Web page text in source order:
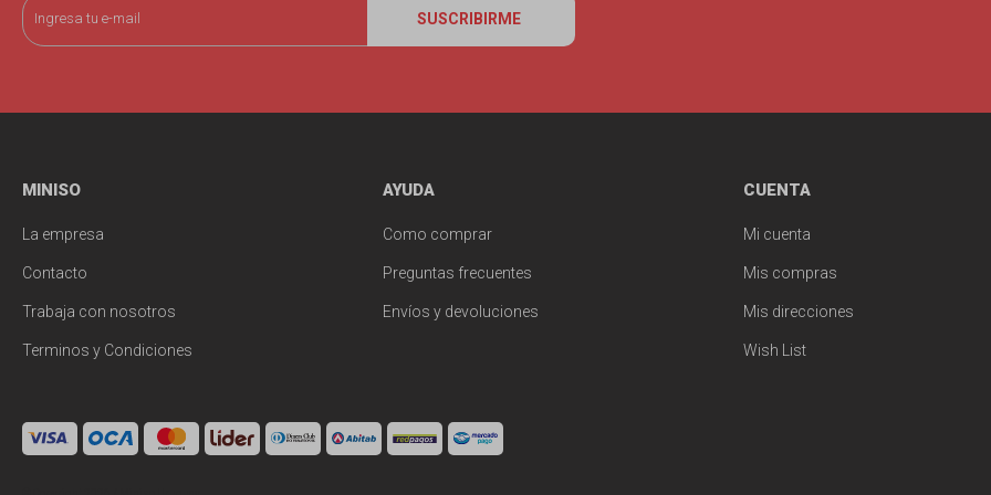
SUSCRIBIRME
MINISO
La empresa
Contacto
Trabaja con nosotros
Terminos y Condiciones
AYUDA
Como comprar
Preguntas frecuentes
Envíos y devoluciones
CUENTA
Mi cuenta
Mis compras
Mis direcciones
Wish List